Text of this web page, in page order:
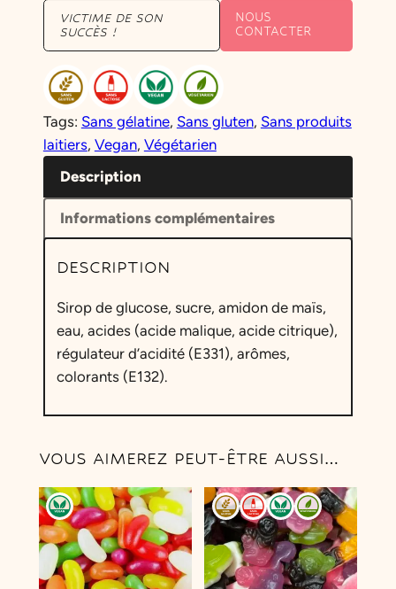
VICTIME DE SON
SUCCÈS !
NOUS
CONTACTER
Tags: Sans gélatine, Sans gluten, Sans produits
laitiers, Vegan, Végétarien
Description
Informations complémentaires
DESCRIPTION
Sirop de glucose, sucre, amidon de maïs,
eau, acides (acide malique, acide citrique),
régulateur d’acidité (E331), arômes,
colorants (E132).
VOUS AIMEREZ PEUT-ÊTRE AUSSI…